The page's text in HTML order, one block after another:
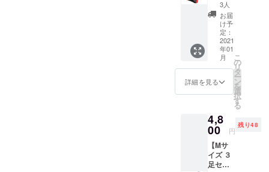
180円込
みとな
りま
す。
様への
お返し
とし
て、第
一弾で
正式発
売予定
の
「Mサ
イズ 25-
27cm
小売価
格3,000
円）」
を２足
ご提供
しま
3人
お届
け予
定：
2021
年01
月
詳細を見る
こ
の
リ
タ
ー
ン
を
選
択
す
る
4,8
00 円
残り48
【Mサ
イズ ３
足セッ